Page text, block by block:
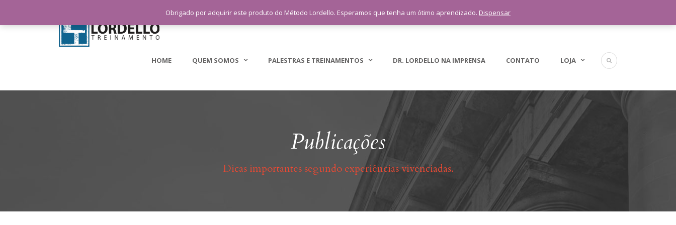
sac@lordellotreinamento.com.br +55 11 9 1398-3091
HOME QUEM SOMOS PALESTRAS E TREINAMENTOS DR. LORDELLO NA IMPRENSA CONTATO LOJA
Publicações
Dicas importantes segundo experiências vivenciadas.
Obrigado por adquirir este produto do Método Lordello. Esperamos que tenha um ótimo aprendizado. Dispensar